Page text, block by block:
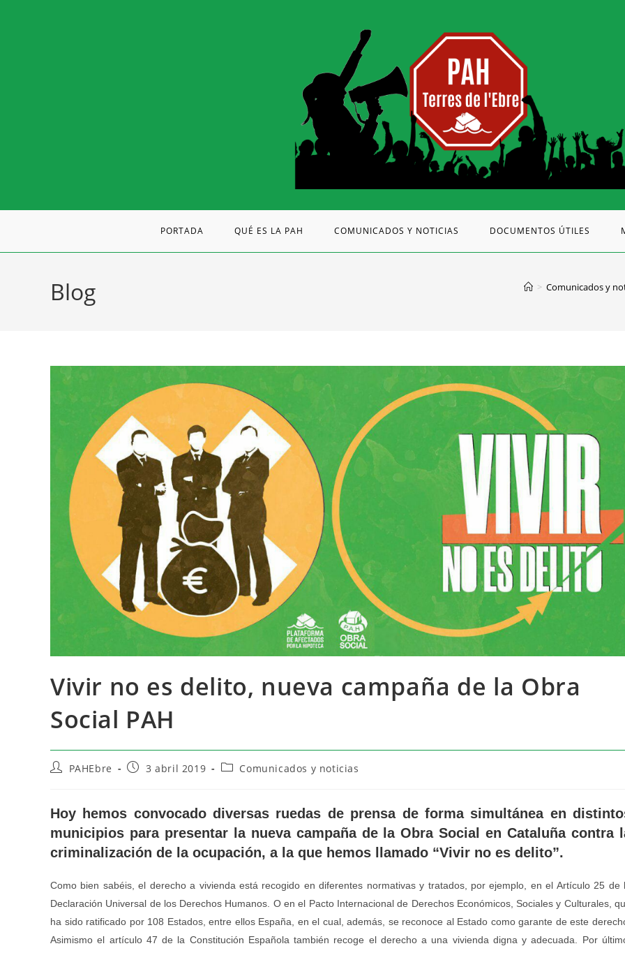
PORTADA QUÉ ES LA PAH COMUNICADOS Y NOTICIAS DOCUMENTOS ÚTILES
Blog > Comunicados y
Vivir no es delito, nueva campaña de la Obra
Social PAH
PAHEbre 3 abril 2019 Comunicados y noticias
Hoy hemos convocado diversas ruedas de prensa de forma simultánea en
municipios para presentar la nueva campaña de la Obra Social en Cataluña contra
criminalización de la ocupación, a la que hemos llamado “Vivir no es delito”.
Como bien sabéis, el derecho a vivienda está recogido en diferentes normativas y tratados, por ejemplo, en el Artículo 25 de
Declaración Universal de los Derechos Humanos. O en el Pacto Internacional de Derechos Económicos, Sociales y Culturales,
ha sido ratificado por 108 Estados, entre ellos España, en el cual, además, se reconoce al Estado como garante de este
Asimismo el artículo 47 de la Constitución Española también recoge el derecho a una vivienda digna y adecuada. Por